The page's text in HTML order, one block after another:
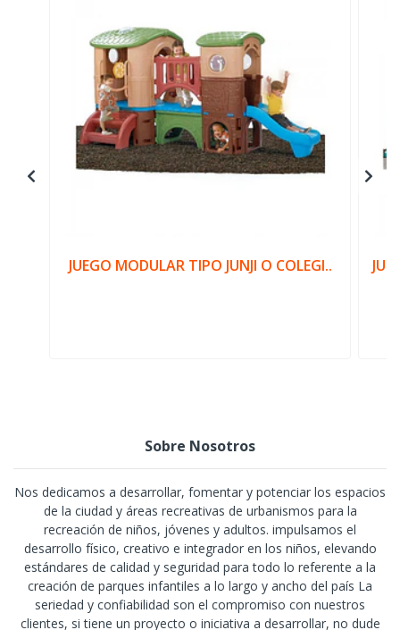
JUEGO MODULAR TIPO JUNJI O COLEGI..
Sobre Nosotros
Nos dedicamos a desarrollar, fomentar y potenciar los espacios
de la ciudad y áreas recreativas de urbanismos para la
recreación de niños, jóvenes y adultos. impulsamos el
desarrollo físico, creativo e integrador en los niños, elevando
estándares de calidad y seguridad para todo lo referente a la
creación de parques infantiles a lo largo y ancho del país La
seriedad y confiabilidad son el compromiso con nuestros
clientes, si tiene un proyecto o iniciativa a desarrollar, no dude